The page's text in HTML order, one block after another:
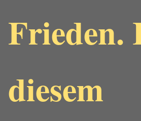
Frieden.
diesem